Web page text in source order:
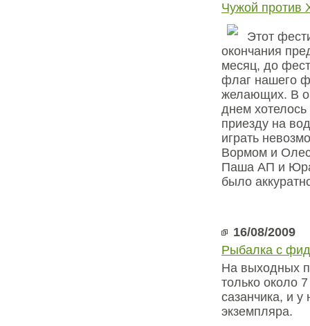
Чужой против
Этот
окончания
месяц, до
флаг нашего
желающих. В
днем
приезду на
играть
Вормом и
Паша АП и Юра
было
16/08/2009
Рыбалка с
На выходных
только около
сазанчика, и у
экземпляра.